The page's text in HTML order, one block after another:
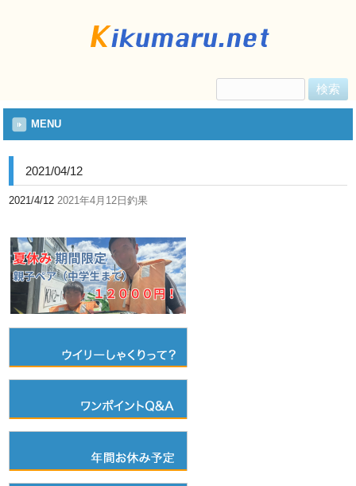
索:
MENU
2021/04/12
2021/4/12 2021年4月12日釣果